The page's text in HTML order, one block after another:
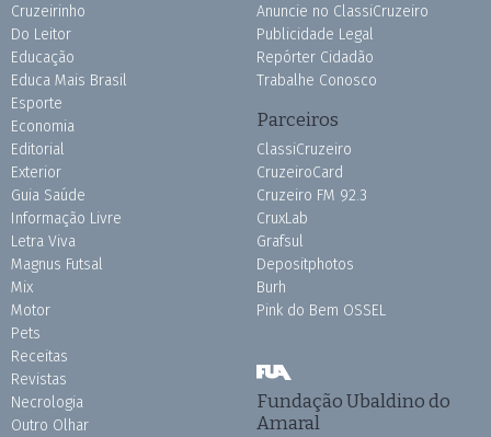
Cruzeirinho
Do Leitor
Educação
Educa Mais Brasil
Esporte
Economia
Editorial
Exterior
Guia Saúde
Informação Livre
Letra Viva
Magnus Futsal
Mix
Motor
Pets
Receitas
Revistas
Necrologia
Outro Olhar
Anuncie no ClassiCruzeiro
Publicidade Legal
Repórter Cidadão
Trabalhe Conosco
Parceiros
ClassiCruzeiro
CruzeiroCard
Cruzeiro FM 92.3
CruxLab
Grafsul
Depositphotos
Burh
Pink do Bem OSSEL
Fundação Ubaldino do
Amaral